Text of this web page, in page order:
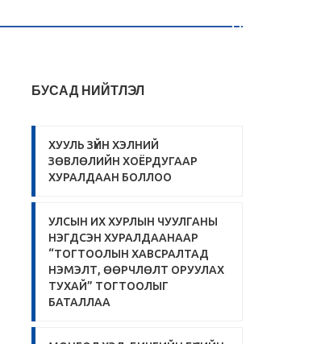
БУСАД НИЙТЛЭЛ
ХУУЛЬ ЗҮЙН ХЭЛНИЙ
ЗӨВЛӨЛИЙН ХОЁРДУГААР
ХУРАЛДААН БОЛЛОО
УЛСЫН ИХ ХУРЛЫН ЧУУЛГАНЫ
НЭГДСЭН ХУРАЛДААНААР
“ТОГТООЛЫН ХАВСРАЛТАД
НЭМЭЛТ, ӨӨРЧЛӨЛТ ОРУУЛАХ
ТУХАЙ” ТОГТООЛЫГ
БАТАЛЛАА